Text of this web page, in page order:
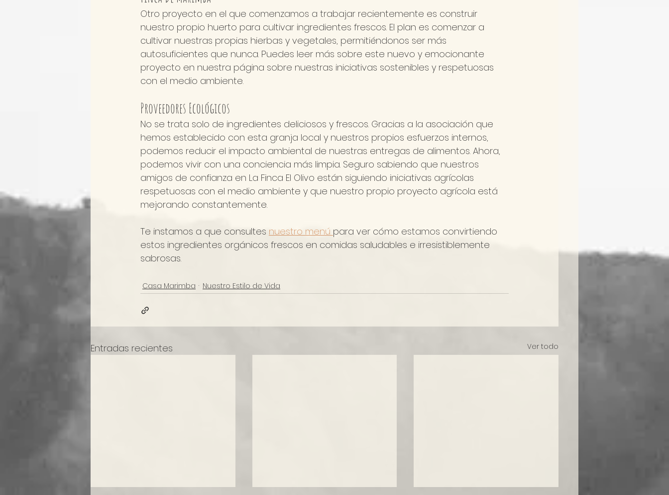
Otro proyecto en el que comenzamos a trabajar recientemente es construir
nuestro propio huerto para cultivar ingredientes frescos. El plan es comenzar a
cultivar nuestras propias hierbas y vegetales, permitiéndonos ser más
autosuficientes que nunca. Puedes leer más sobre este nuevo y emocionante
proyecto en nuestra página sobre nuestras iniciativas sostenibles y respetuosas
con el medio ambiente.
Proveedores Ecológicos
No se trata solo de ingredientes deliciosos y frescos. Gracias a la asociación que
hemos establecido con esta granja local y nuestros propios esfuerzos internos,
podemos reducir el impacto ambiental de nuestras entregas de alimentos. Ahora,
podemos vivir con una conciencia más limpia. Seguro sabiendo que nuestros
amigos de confianza en La Finca El Olivo están siguiendo iniciativas agrícolas
respetuosas con el medio ambiente y que nuestro propio proyecto agrícola está
mejorando constantemente.
Te instamos a que consultes nuestro menú para ver cómo estamos convirtiendo
estos ingredientes orgánicos frescos en comidas saludables e irresistiblemente
sabrosas.
Casa Marimba Nuestro Estilo de Vida
Entradas recientes Ver todo